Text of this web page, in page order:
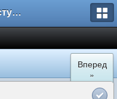
Форум для студента СГА
Вперед
»